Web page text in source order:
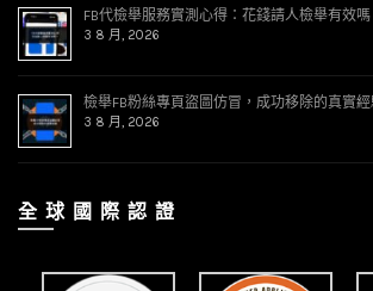
FB代檢舉服務實測心得：花錢請人檢舉有效嗎
3 8 月, 2026
檢舉FB粉絲專頁盜圖仿冒，成功移除的真實
3 8 月, 2026
全 球 國 際 認 證